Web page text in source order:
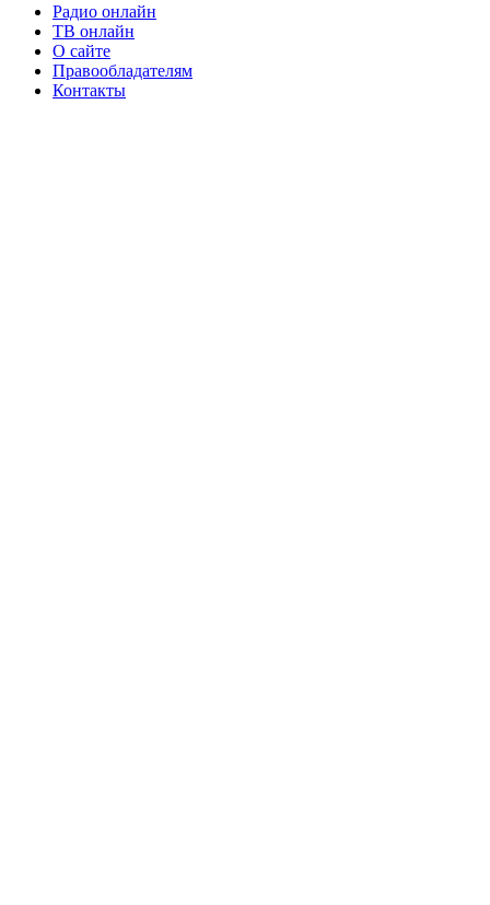
Радио онлайн
ТВ онлайн
О сайте
Правообладателям
Контакты